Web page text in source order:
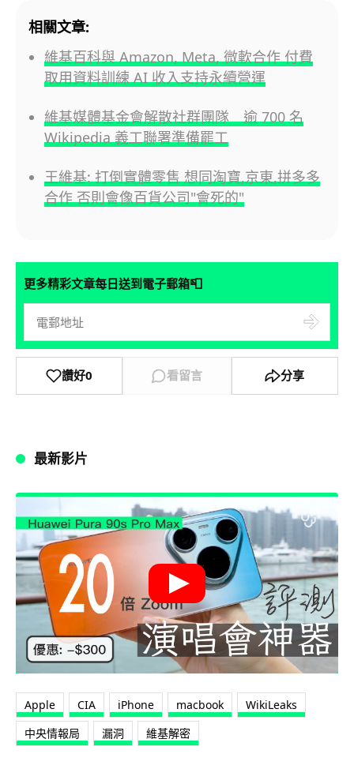
相關文章:
維基百科與 Amazon, Meta, 微軟合作 付費
取用資料訓練 AI 收入支持永續營運
維基媒體基金會解散社群團隊 逾 700 名
Wikipedia 義工聯署準備罷工
王維基: 打倒實體零售 想同淘寶,京東,拼多多
合作 否則會像百貨公司"會死的"
更多精彩文章每日送到電子郵箱📮
讚好0 看留言 分享
最新影片
Apple CIA iPhone macbook
WikiLeaks
中央情報局
漏洞 維基解密